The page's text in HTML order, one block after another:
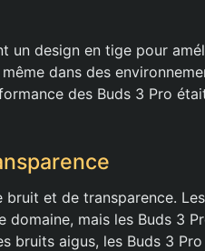
un design en tige pour
dans des
des Buds 3 Pro
et de transparence.
mais les Buds 3
bruits aigus, les Buds 3